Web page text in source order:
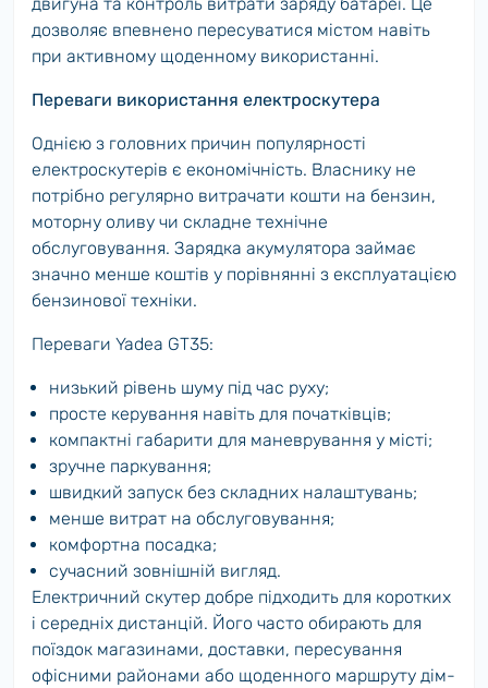
дозволяє впевнено пересуватися містом навіть
при активному щоденному використанні.
Переваги використання електроскутера
Однією з головних причин популярності
електроскутерів є економічність. Власнику не
потрібно регулярно витрачати кошти на бензин,
моторну оливу чи складне технічне
обслуговування. Зарядка акумулятора займає
значно менше коштів у порівнянні з експлуатацією
бензинової техніки.
Переваги Yadea GT35:
низький рівень шуму під час руху;
просте керування навіть для початківців;
компактні габарити для маневрування у місті;
зручне паркування;
швидкий запуск без складних налаштувань;
менше витрат на обслуговування;
комфортна посадка;
сучасний зовнішній вигляд.
Електричний скутер добре підходить для коротких
і середніх дистанцій. Його часто обирають для
поїздок магазинами, доставки, пересування
офісними районами або щоденного маршруту дім-